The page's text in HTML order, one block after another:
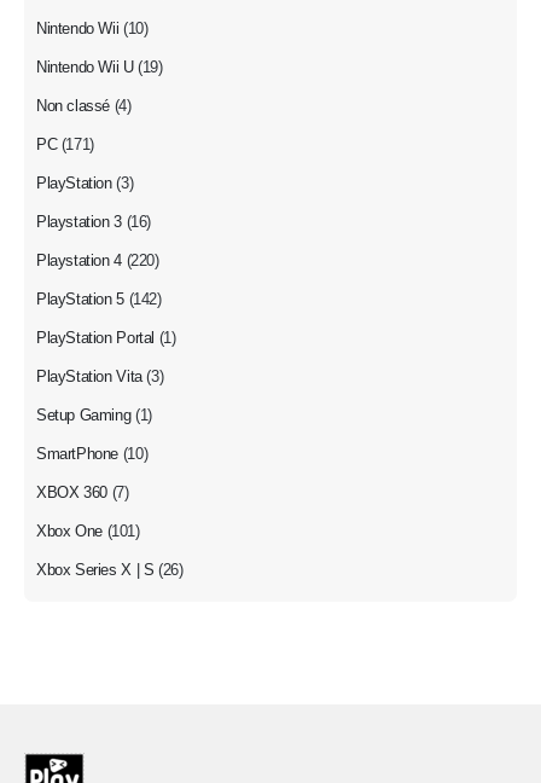
Nintendo Wii (10)
Nintendo Wii U (19)
Non classé (4)
PC (171)
PlayStation (3)
Playstation 3 (16)
Playstation 4 (220)
PlayStation 5 (142)
PlayStation Portal (1)
PlayStation Vita (3)
Setup Gaming (1)
SmartPhone (10)
XBOX 360 (7)
Xbox One (101)
Xbox Series X | S (26)